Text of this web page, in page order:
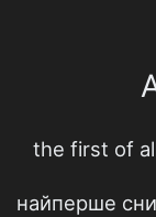
the first of
найперше